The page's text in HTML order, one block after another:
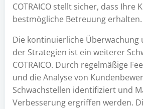
COTRAICO stellt sicher, dass Ihre
bestmögliche Betreuung erhalten.
Die kontinuierliche Überwachung
der Strategien ist ein weiterer
COTRAICO. Durch regelmäßige
und die Analyse von
Schwachstellen identifiziert und
Verbesserung ergriffen werden.